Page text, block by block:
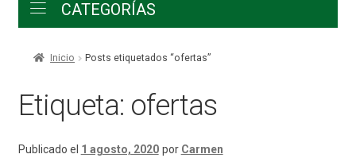
CATEGORÍAS
Inicio Posts etiquetados “ofertas”
Etiqueta: ofertas
Publicado el 1 agosto, 2020 por Carmen